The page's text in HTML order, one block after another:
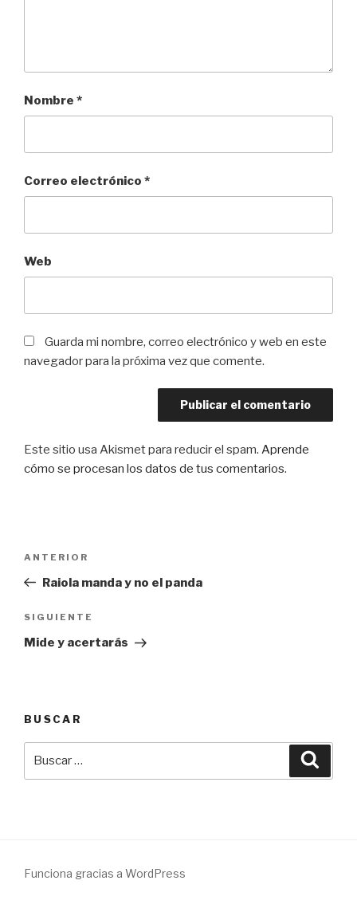
Nombre *
Correo electrónico *
Web
Guarda mi nombre, correo electrónico y web en este
navegador para la próxima vez que comente.
Este sitio usa Akismet para reducir el spam. Aprende
cómo se procesan los datos de tus comentarios.
entradas
Entrada
anterior:
ANTERIOR
Raiola manda y no el panda
Siguiente
entrada
SIGUIENTE
Mide y acertarás
BUSCAR
Funciona gracias a WordPress